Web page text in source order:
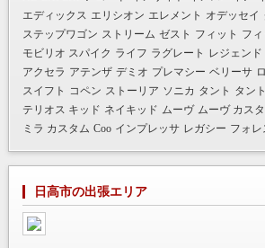
エディックス エリシオン エレメント オデッセイ
ステップワゴン ストリーム ゼスト フィット フ
モビリオ スパイク ライフ ラグレート レジェンド
アクセラ アテンザ デミオ プレマシー ベリーサ
スイフト コペン ストーリア ソニカ タント タン
テリオス キッド ネイキッド ムーヴ ムーヴ カス
ミラ カスタム Coo インプレッサ レガシー フォレ
日高市の出張エリア